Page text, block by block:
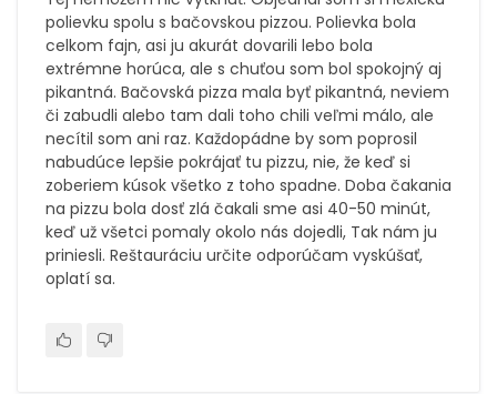
polievku spolu s bačovskou pizzou. Polievka bola
celkom fajn, asi ju akurát dovarili lebo bola
extrémne horúca, ale s chuťou som bol spokojný aj
pikantná. Bačovská pizza mala byť pikantná, neviem
či zabudli alebo tam dali toho chili veľmi málo, ale
necítil som ani raz. Každopádne by som poprosil
nabudúce lepšie pokrájať tu pizzu, nie, že keď si
zoberiem kúsok všetko z toho spadne. Doba čakania
na pizzu bola dosť zlá čakali sme asi 40-50 minút,
keď už všetci pomaly okolo nás dojedli, Tak nám ju
priniesli. Reštauráciu určite odporúčam vyskúšať,
oplatí sa.